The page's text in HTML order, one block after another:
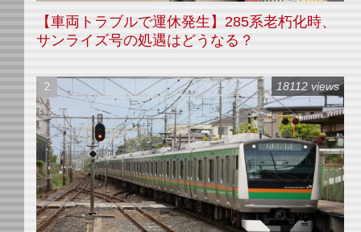
【車両トラブルで運休発生】285系老朽化時、
サンライズ号の処遇はどうなる？
18112 views